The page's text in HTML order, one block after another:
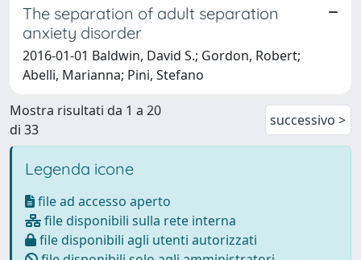
The separation of adult separation
anxiety disorder
2016-01-01 Baldwin, David S.; Gordon, Robert;
Abelli, Marianna; Pini, Stefano
Mostra risultati da 1 a 20
di 33
successivo >
Legenda icone
file ad accesso aperto
file disponibili sulla rete interna
file disponibili agli utenti autorizzati